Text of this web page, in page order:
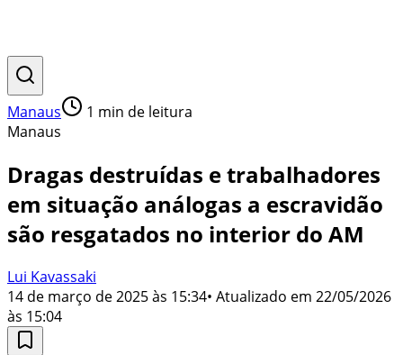
Manaus 1 min de leitura
Manaus
Dragas destruídas e trabalhadores
em situação análogas a escravidão
são resgatados no interior do AM
Lui Kavassaki
14 de março de 2025 às 15:34• Atualizado em 22/05/2026
às 15:04